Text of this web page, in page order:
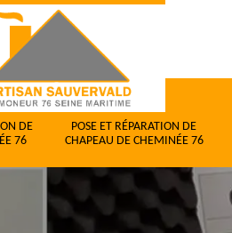
DE
76
POSE ET RÉPARATION DE
CHAPEAU DE CHEMINÉE 76